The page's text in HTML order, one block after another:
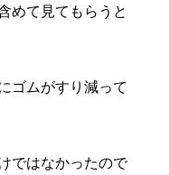
めて見てもらうと
ゴムがすり減って
ではなかったので